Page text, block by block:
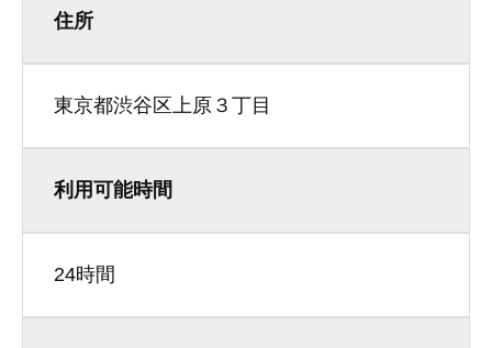
住所
東京都渋谷区上原３丁目
利用可能時間
24時間